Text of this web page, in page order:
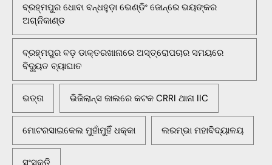
ବ୍ରହ୍ମପୁର ଧୋବା ବନ୍ଧହୁଡ଼ା ଭେଣ୍ଡିଂ ଜୋନ୍‌ରେ ଭୟଙ୍କର
ଅଗ୍ନିକାଣ୍ଡ
ବ୍ରହ୍ମପୁର ବଡ଼ ଡାକ୍ତରଖାନାରେ ଅସ୍ତ୍ରୋପଚାର ସମୟରେ
ବିଦ୍ୟୁତ ବ୍ୟାଘାତ
ଭତ୍ତା ଭିଜିଲାନ୍ସ ଜାଲରେ କଟକ CRRI ଥାନା IIC
ମୋଟରସାଇକେଲ ମୁହାଁମୁହିଁ ଧକ୍କା ଲରମ୍ଭା ମହାବିଦ୍ୟାଳୟ
ସଂସ୍କୃତି